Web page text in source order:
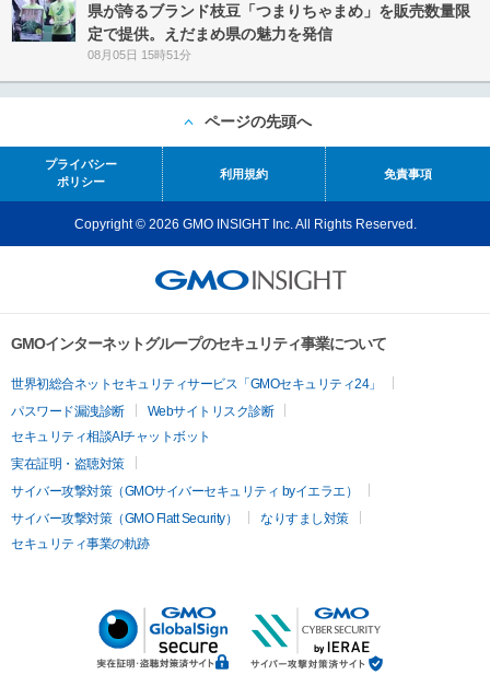
県が誇るブランド枝豆「つまりちゃまめ」を販売数量限
定で提供。えだまめ県の魅力を発信
08月05日 15時51分
ページの先頭へ
プライバシー
ポリシー
利用規約 免責事項
Copyright © 2026 GMO INSIGHT Inc. All Rights Reserved.
GMOインターネットグループのセキュリティ事業について
世界初総合ネットセキュリティサービス「GMOセキュリティ24」
パスワード漏洩診断
Webサイトリスク診断
セキュリティ相談AIチャットボット
実在証明・盗聴対策
サイバー攻撃対策（GMOサイバーセキュリティ byイエラエ）
サイバー攻撃対策（GMO Flatt Security）
なりすまし対策
セキュリティ事業の軌跡